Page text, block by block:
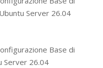
Server 26.04
Base di
Server 26.04